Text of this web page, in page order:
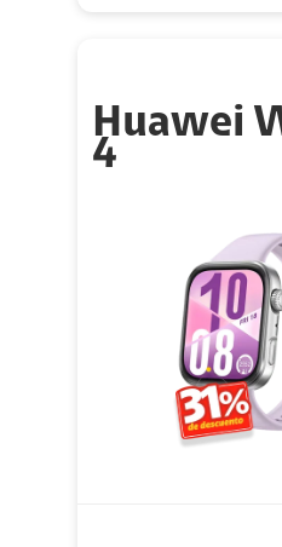
Huawei
4